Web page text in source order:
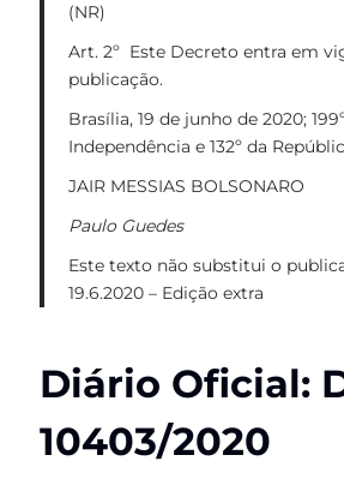
(NR)
Art. 2º Este Decreto entra em
publicação.
Brasília, 19 de junho de 2020;
Independência e 132º da
JAIR MESSIAS BOLSONARO
Paulo Guedes
Este texto não substitui o
19.6.2020 – Edição extra
Diário Oficial:
10403/2020